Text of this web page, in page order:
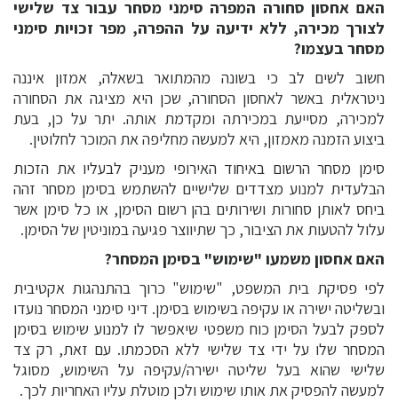
האם אחסון סחורה המפרה סימני מסחר עבור צד שלישי
לצורך מכירה, ללא ידיעה על ההפרה, מפר זכויות סימני
מסחר בעצמו?
חשוב לשים לב כי בשונה מהמתואר בשאלה, אמזון איננה
ניטראלית באשר לאחסון הסחורה, שכן היא מציגה את הסחורה
למכירה, מסייעת במכירתה ומקדמת אותה. יתר על כן, בעת
ביצוע הזמנה מאמזון, היא למעשה מחליפה את המוכר לחלוטין.
סימן מסחר הרשום באיחוד האירופי מעניק לבעליו את הזכות
הבלעדית למנוע מצדדים שלישיים להשתמש בסימן מסחר זהה
ביחס לאותן סחורות ושירותים בהן רשום הסימן, או כל סימן אשר
עלול להטעות את הציבור, כך שתיווצר פגיעה במוניטין של הסימן.
האם אחסון משמעו "שימוש" בסימן המסחר?
לפי פסיקת בית המשפט, "שימוש" כרוך בהתנהגות אקטיבית
ובשליטה ישירה או עקיפה בשימוש בסימן. דיני סימני המסחר נועדו
לספק לבעל הסימן כוח משפטי שיאפשר לו למנוע שימוש בסימן
המסחר שלו על ידי צד שלישי ללא הסכמתו. עם זאת, רק צד
שלישי שהוא בעל שליטה ישירה/עקיפה על השימוש, מסוגל
למעשה להפסיק את אותו שימוש ולכן מוטלת עליו האחריות לכך.